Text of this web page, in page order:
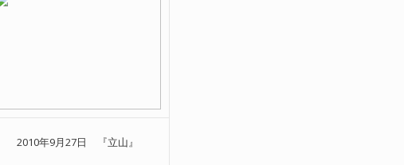
2010年9月27日 『立山』